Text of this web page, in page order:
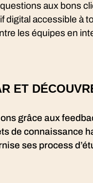
aux bons
accessible à
les équipes en
ET
grâce aux
de connaissance
ses process